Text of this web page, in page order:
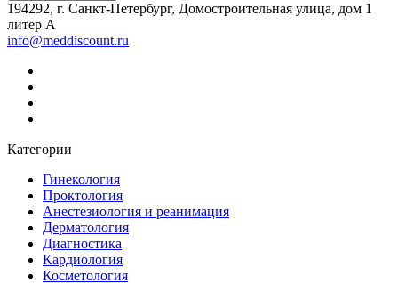
194292, г. Санкт-Петербург, Домостроительная улица, дом 1
литер А
info@meddiscount.ru
Категории
Гинекология
Проктология
Анестезиология и реанимация
Дерматология
Диагностика
Кардиология
Косметология